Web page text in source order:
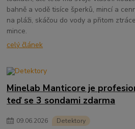
bahně a vodě tisíce šperků, mincí a
na pláži, skáčou do vody a přitom
mince.
celý článek
Minelab Manticore je
teď se 3 sondami zdarma
09.06.2026 Detektory